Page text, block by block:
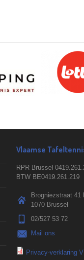
Vlaamse
RPR Brussel
BTW BE0419.261.219
Brogniezstraat 41
1070 Brussel
02/527 53 72
Mail ons
Privacy-verklaring